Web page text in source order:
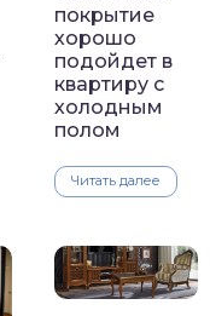
покрытие
хорошо
подойдет в
квартиру с
холодным
полом
Читать далее